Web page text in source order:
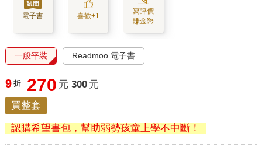
電子書 喜歡+1
寫評價
賺金幣
一般平裝 Readmoo 電子書
9 折 270 元 300 元
買整套
認購希望書包，幫助弱勢孩童上學不中斷！